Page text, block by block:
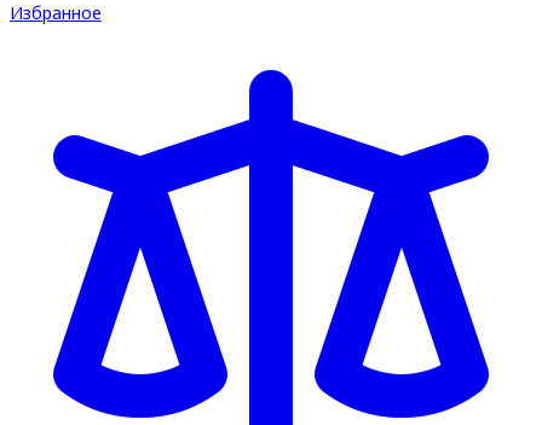
Избранное